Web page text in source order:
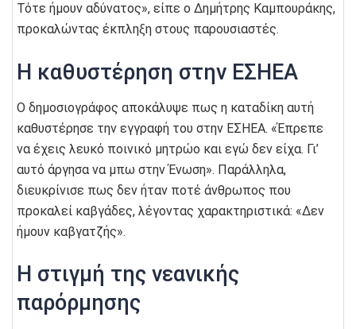
Τότε ήμουν αδύνατος», είπε ο Δημήτρης Καμπουράκης,
προκαλώντας έκπληξη στους παρουσιαστές.
Η καθυστέρηση στην ΕΣΗΕΑ
Ο δημοσιογράφος αποκάλυψε πως η καταδίκη αυτή
καθυστέρησε την εγγραφή του στην ΕΣΗΕΑ. «Έπρεπε
να έχεις λευκό ποινικό μητρώο και εγώ δεν είχα. Γι’
αυτό άργησα να μπω στην Ένωση». Παράλληλα,
διευκρίνισε πως δεν ήταν ποτέ άνθρωπος που
προκαλεί καβγάδες, λέγοντας χαρακτηριστικά: «Δεν
ήμουν καβγατζής».
Η στιγμή της νεανικής
παρόρμησης